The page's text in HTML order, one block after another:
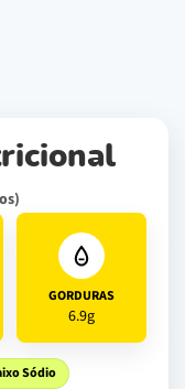
GORDURAS
6.9g
Sódio